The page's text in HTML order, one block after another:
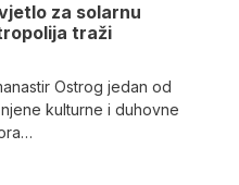
za solarnu
traži
Ostrog jedan od
kulturne i duhovne